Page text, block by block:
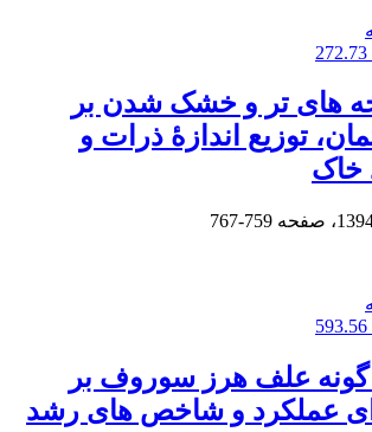
های تر و خشک شدن بر
توزیع اندازۀ ذرات و
خاک
759-767
گونه علف‌ هرز سوروف بر
عملکرد و شاخص های رشد